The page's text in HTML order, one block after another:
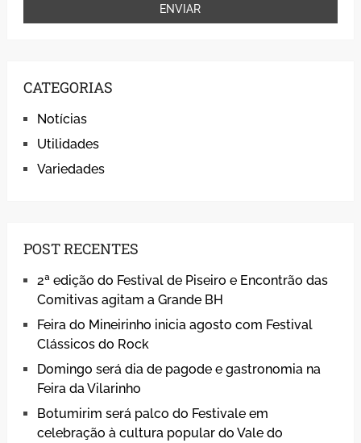
CATEGORIAS
Notícias
Utilidades
Variedades
POST RECENTES
2ª edição do Festival de Piseiro e Encontrão das
Comitivas agitam a Grande BH
Feira do Mineirinho inicia agosto com Festival
Clássicos do Rock
Domingo será dia de pagode e gastronomia na
Feira da Vilarinho
Botumirim será palco do Festivale em
celebração à cultura popular do Vale do